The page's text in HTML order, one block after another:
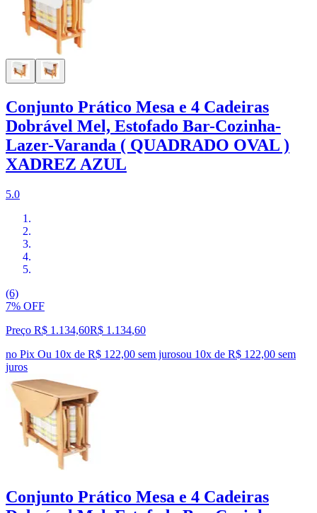
Conjunto Prático Mesa e 4 Cadeiras
Dobrável Mel, Estofado Bar-Cozinha-
Lazer-Varanda ( QUADRADO OVAL )
XADREZ AZUL
5.0
(6)
7% OFF
Preço R$ 1.134,60R$ 1.134,60
no Pix Ou 10x de R$ 122,00 sem jurosou 10x de R$ 122,00 sem
juros
Conjunto Prático Mesa e 4 Cadeiras